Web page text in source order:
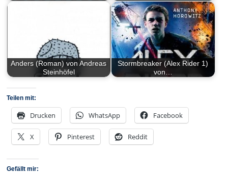
Anders (Roman) von Andreas
Steinhöfel
Stormbreaker (Alex Rider 1)
von…
Teilen mit:
Drucken WhatsApp Facebook
X Pinterest Reddit
Gefällt mir: